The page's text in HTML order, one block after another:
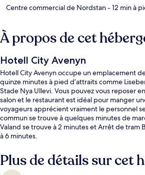
Centre commercial de Nordstan- 12 min à
À propos de cet
Hotell City Avenyn
Hotell City Avenyn occupe un emplacement
quinze minutes à pied d’attraits comme
Stade Nya Ullevi. Vous pouvez vous reposer
salon et le restaurant est idéal pour manger
voyageurs apprécient vraiment le personnel
commun se trouve à quelques minutes de
Valand se trouve à 2 minutes et Arrêt de tram
à 6 minutes.
Plus de détails sur cet